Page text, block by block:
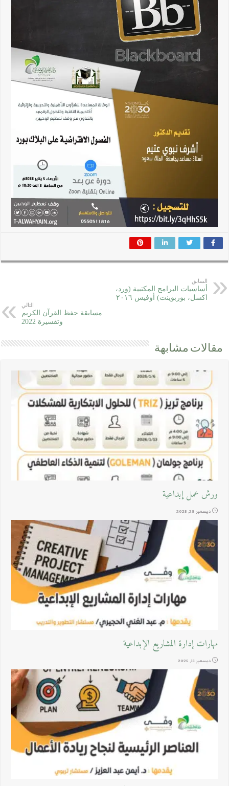
السابق
أساسيات البرامج المكتبية (ورد،
اكسل، بوربوينت) أوفيس ٢٠١٦
التالي
مسابقة حفظ القرآن الكريم
وتفسيرة 2022
مقالات مشابهة
ورش عمل إبداعية
ديسمبر 28, 2025
مهارات إدارة المشاريع الإبداعية
ديسمبر 11, 2025